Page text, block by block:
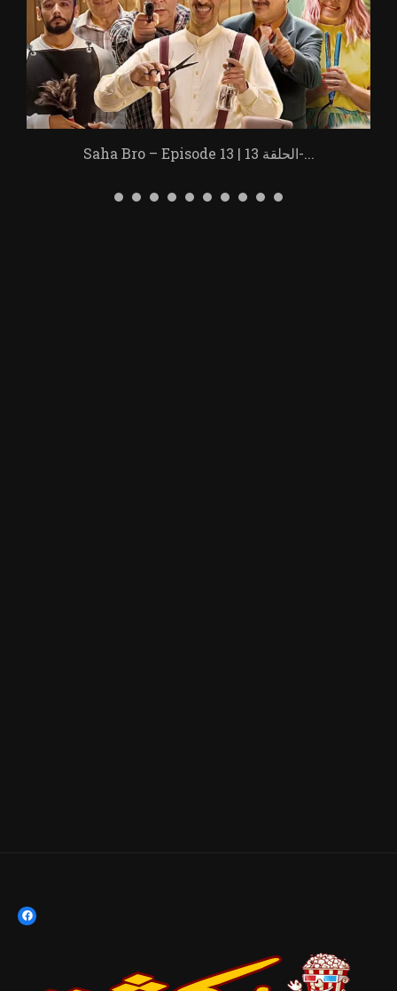
Saha Bro – Episode 13 | الحلقة 13-...